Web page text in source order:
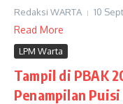
Redaksi WARTA 10
Read More
LPM Warta
Tampil di PBAK
Penampilan